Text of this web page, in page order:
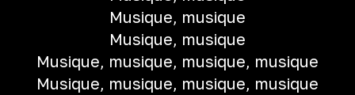
Musique, musique
Musique, musique
Musique, musique, musique, musique
Musique, musique, musique, musique